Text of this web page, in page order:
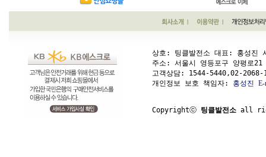
상호: 팅클발전소 대표: 홍성
주소: 서울시 영등포구 양평
고객상담: 1544-5440,02-
개인정보 보호 책임자: 홍성진
Copyrightⓒ 팅클발전소 all